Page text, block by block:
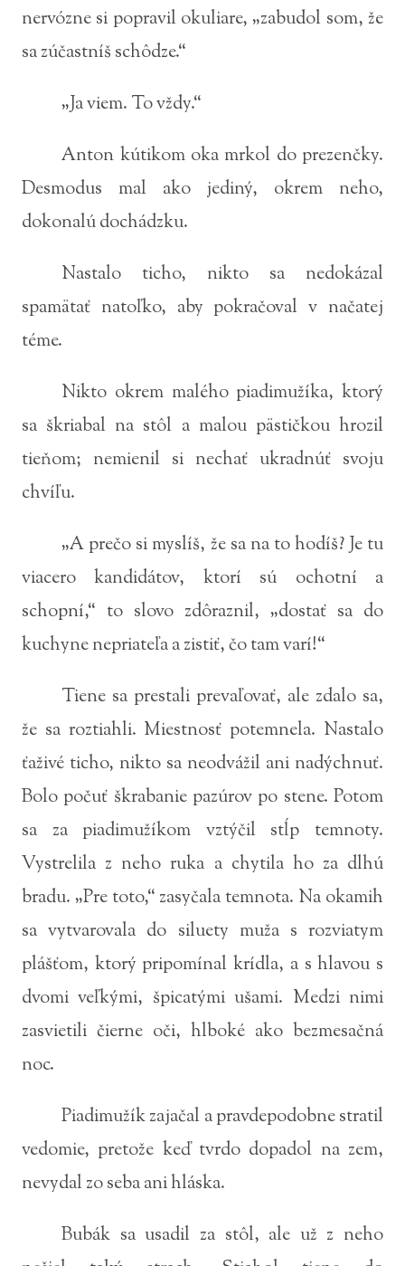
nervózne si popravil okuliare, „zabudol som, že
sa zúčastníš schôdze.“
„Ja viem. To vždy.“
Anton kútikom oka mrkol do prezenčky.
Desmodus mal ako jediný, okrem neho,
dokonalú dochádzku.
Nastalo ticho, nikto sa nedokázal
spamätať natoľko, aby pokračoval v načatej
téme.
Nikto okrem malého piadimužíka, ktorý
sa škriabal na stôl a malou pästičkou hrozil
tieňom; nemienil si nechať ukradnúť svoju
chvíľu.
„A prečo si myslíš, že sa na to hodíš? Je tu
viacero kandidátov, ktorí sú ochotní a
schopní,“ to slovo zdôraznil, „dostať sa do
kuchyne nepriateľa a zistiť, čo tam varí!“
Tiene sa prestali prevaľovať, ale zdalo sa,
že sa roztiahli. Miestnosť potemnela. Nastalo
ťaživé ticho, nikto sa neodvážil ani nadýchnuť.
Bolo počuť škrabanie pazúrov po stene. Potom
sa za piadimužíkom vztýčil stĺp temnoty.
Vystrelila z neho ruka a chytila ho za dlhú
bradu. „Pre toto,“ zasyčala temnota. Na okamih
sa vytvarovala do siluety muža s rozviatym
plášťom, ktorý pripomínal krídla, a s hlavou s
dvomi veľkými, špicatými ušami. Medzi nimi
zasvietili čierne oči, hlboké ako bezmesačná
noc.
Piadimužík zajačal a pravdepodobne stratil
vedomie, pretože keď tvrdo dopadol na zem,
nevydal zo seba ani hláska.
Bubák sa usadil za stôl, ale už z neho